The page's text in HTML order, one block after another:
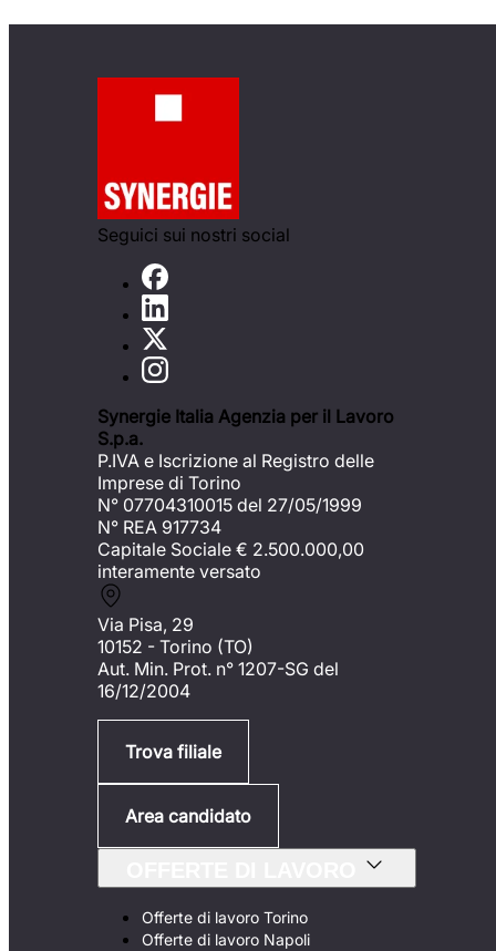
Seguici sui nostri social
Synergie Italia Agenzia per il Lavoro
S.p.a.
P.IVA e Iscrizione al Registro delle
Imprese di Torino
N° 07704310015 del 27/05/1999
N° REA 917734
Capitale Sociale € 2.500.000,00
interamente versato
Via Pisa, 29
10152 - Torino (TO)
Aut. Min. Prot. n° 1207-SG del
16/12/2004
Trova filiale
Area candidato
Offerte di lavoro Torino
Offerte di lavoro Napoli